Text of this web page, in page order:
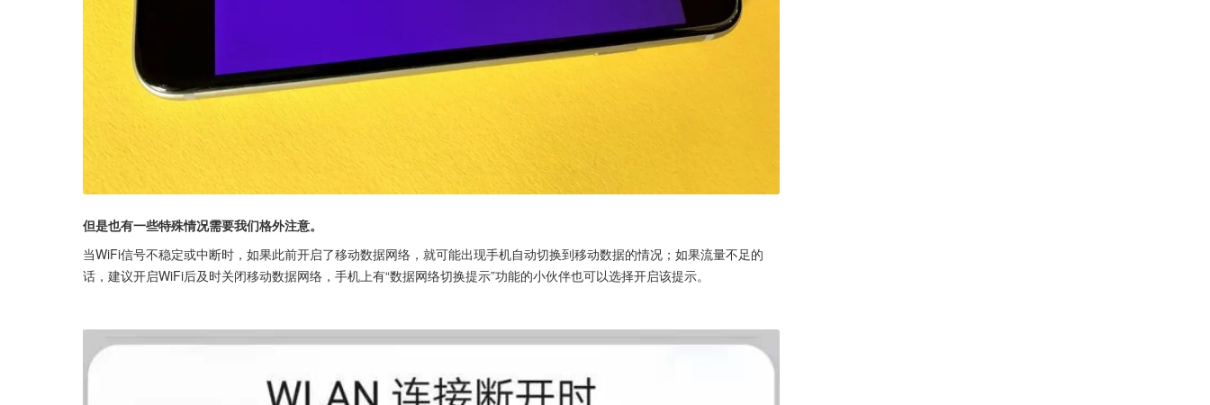
但是也有一些特殊情况需要我们格外注意。
当WiFi信号不稳定或中断时，如果此前开启了移动数据网络，就可能出现手机自动切换到移动数据的情况；如果流量不足的
话，建议开启WiFi后及时关闭移动数据网络，手机上有“数据网络切换提示”功能的小伙伴也可以选择开启该提示。